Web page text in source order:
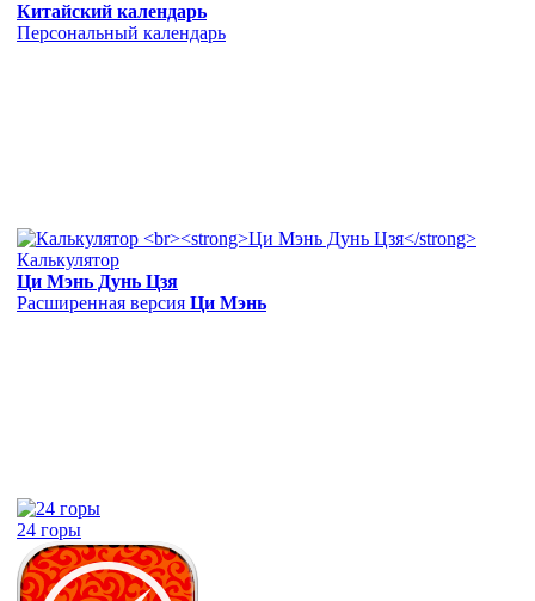
Китайский календарь
Персональный календарь
Калькулятор
Ци Мэнь Дунь Цзя
Расширенная версия Ци Мэнь
24 горы